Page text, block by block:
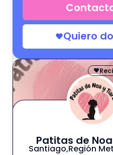
Quiero
Patitas de
Santiago,Región